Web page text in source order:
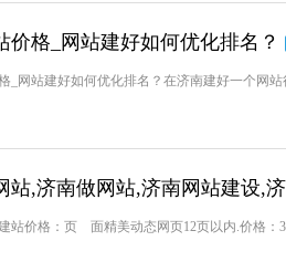
价格_网站建好如何优化排名？
_网站建好如何优化排名？在济南建好一个网
站,济南做网站,济南网站建设,
站价格：页 面精美动态网页12页以内.价格：